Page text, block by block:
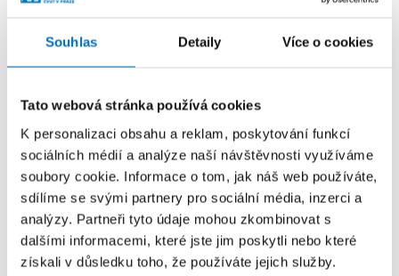
Souhlas Detaily Více o cookies
Tato webová stránka používá cookies
K personalizaci obsahu a reklam, poskytování funkcí
sociálních médií a analýze naší návštěvnosti využíváme
soubory cookie. Informace o tom, jak náš web používáte,
sdílíme se svými partnery pro sociální média, inzerci a
analýzy. Partneři tyto údaje mohou zkombinovat s
dalšími informacemi, které jste jim poskytli nebo které
získali v důsledku toho, že používáte jejich služby.